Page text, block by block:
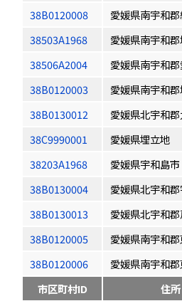
38B0120008
愛媛県南宇和
38503A1968
愛媛県南宇和
38506A2004
愛媛県南宇和
38B0120003
愛媛県南宇和
38B0130012
愛媛県北宇和
38C9990001
愛媛県埋立地
38203A1968
愛媛県宇和島市
38B0130004
愛媛県北宇和
38B0130013
愛媛県北宇和
38B0120005
愛媛県南宇和
38B0120006
愛媛県南宇和
市区町村ID
住所